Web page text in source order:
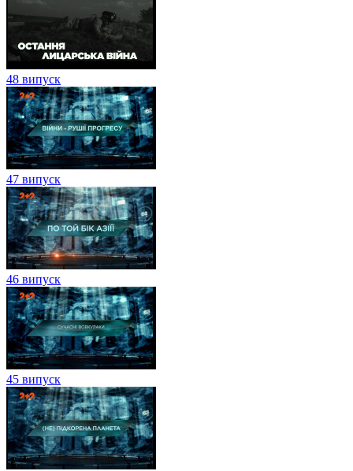
48 випуск
47 випуск
46 випуск
45 випуск